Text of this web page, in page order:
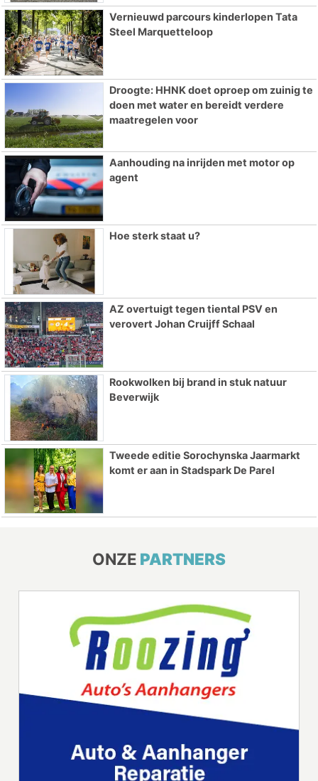
Vernieuwd parcours kinderlopen Tata
Steel Marquetteloop
Droogte: HHNK doet oproep om zuinig te
doen met water en bereidt verdere
maatregelen voor
Aanhouding na inrijden met motor op
agent
Hoe sterk staat u?
AZ overtuigt tegen tiental PSV en
verovert Johan Cruijff Schaal
Rookwolken bij brand in stuk natuur
Beverwijk
Tweede editie Sorochynska Jaarmarkt
komt er aan in Stadspark De Parel
ONZE PARTNERS